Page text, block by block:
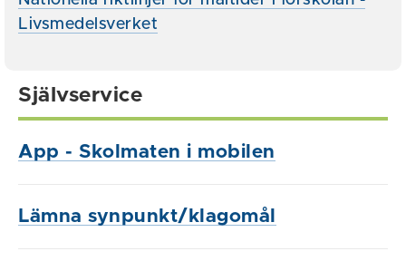
Livsmedelsverket
Självservice
App - Skolmaten i mobilen
Lämna synpunkt/klagomål